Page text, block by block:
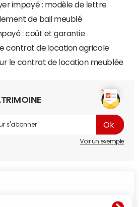
impayé : modèle de lettre
de bail meublé
: coût et garantie
contrat de location agricole
le contrat de location meublée
Voir un exemple